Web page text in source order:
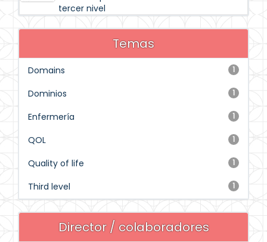
tercer nivel
Temas
1
Domains
1
Dominios
1
Enfermería
1
QOL
1
Quality of life
1
Third level
Director / colaboradores